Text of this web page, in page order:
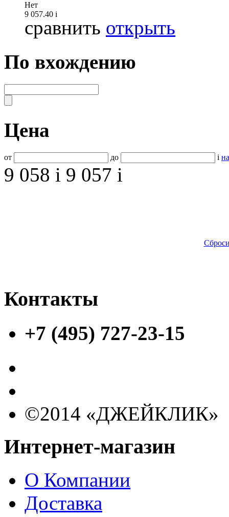
Нет
9 057.40 i
сравнить открыть
По вхождению
Цена
от до i
9 058 i 9 057 i
Контакты
+7 (495) 727-23-15
©2014 «ДЖЕЙКЛИК»
Интернет-магазин
О Компании
Доставка